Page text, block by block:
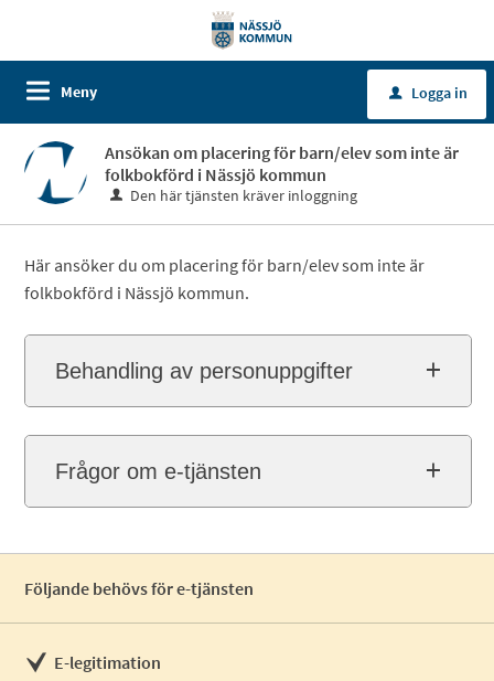
Meny u Logga in
Ansökan om placering för barn/elev som inte är
folkbokförd i Nässjö kommun
Den här tjänsten kräver inloggning
Här ansöker du om placering för barn/elev som inte är
folkbokförd i Nässjö kommun.
Behandling av personuppgifter
Frågor om e-tjänsten
Följande behövs för e-tjänsten
E-legitimation